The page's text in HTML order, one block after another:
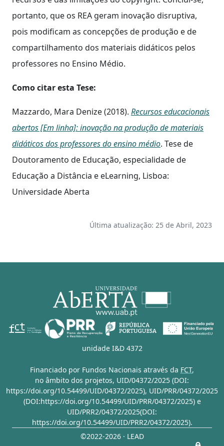
portanto, que os REA geram inovação disruptiva,
pois modificam as concepções de produção e de
compartilhamento dos materiais didáticos pelos
professores no Ensino Médio.
Como citar esta Tese:
Mazzardo, Mara Denize (2018). Recursos educacionais
abertos [Em linha]: inovação na produção de materiais
didáticos dos professores do ensino médio. Tese de
Doutoramento de Educação, especialidade de
Educação a Distância e eLearning, Lisboa:
Universidade Aberta
Última atualização: 25 de Abril, 2023
unidade I&D 4372
Financiado por Fundos Nacionais através da FCT,
no âmbito dos projetos, UID/04372/2025 (DOI:
https://doi.org/10.54499/UID/04372/2025), UID/PRR/04372/2025
(DOI:https://doi.org/10.54499/UID/PRR/04372/2025)e
UID/PRR2/04372/2025(DOI:
https://doi.org/10.54499/UID/PRR2/04372/2025).
©2022-2026 · LEAD